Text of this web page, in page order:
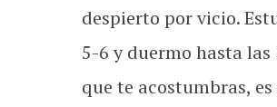
despierto por vicio.
5-6 y duermo hasta las
que te acostumbras,